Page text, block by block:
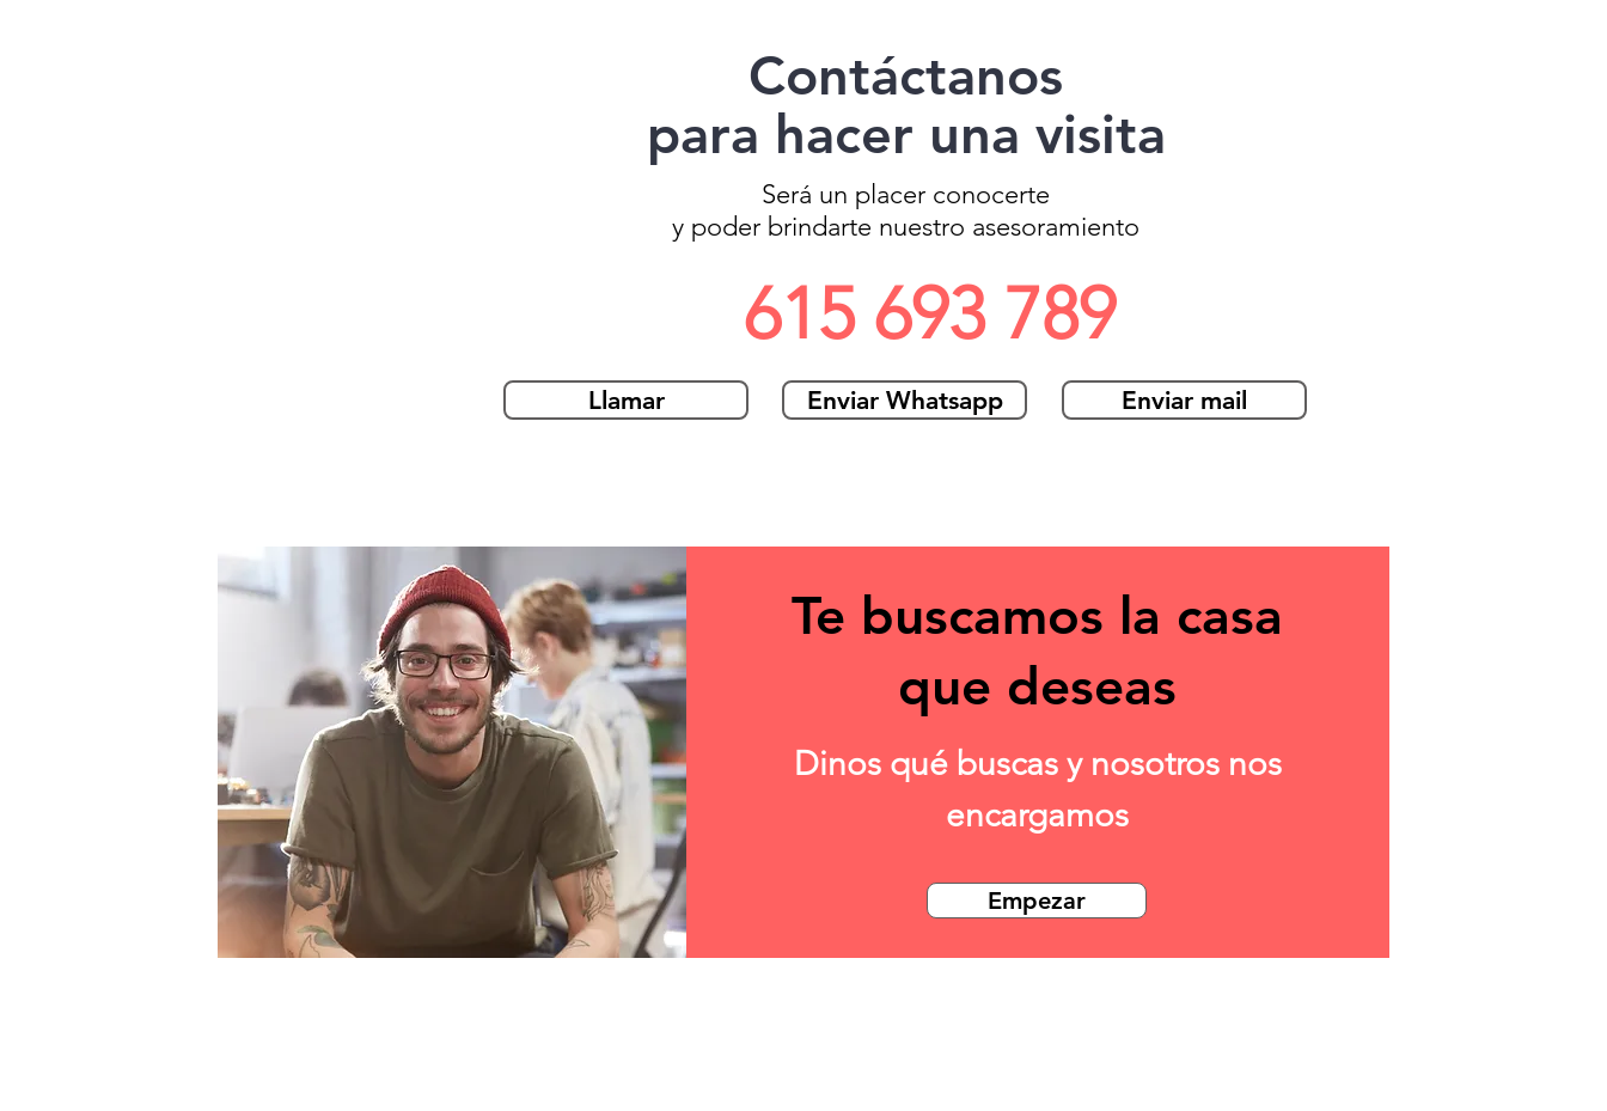
Contáctanos
para hacer una visita
Será un placer conocerte
y poder brindarte nuestro asesoramiento
615 693 789
Llamar Enviar Whatsapp Enviar mail
Te buscamos la casa
que deseas
Dinos qué buscas y nosotros nos
encargamos
Empezar